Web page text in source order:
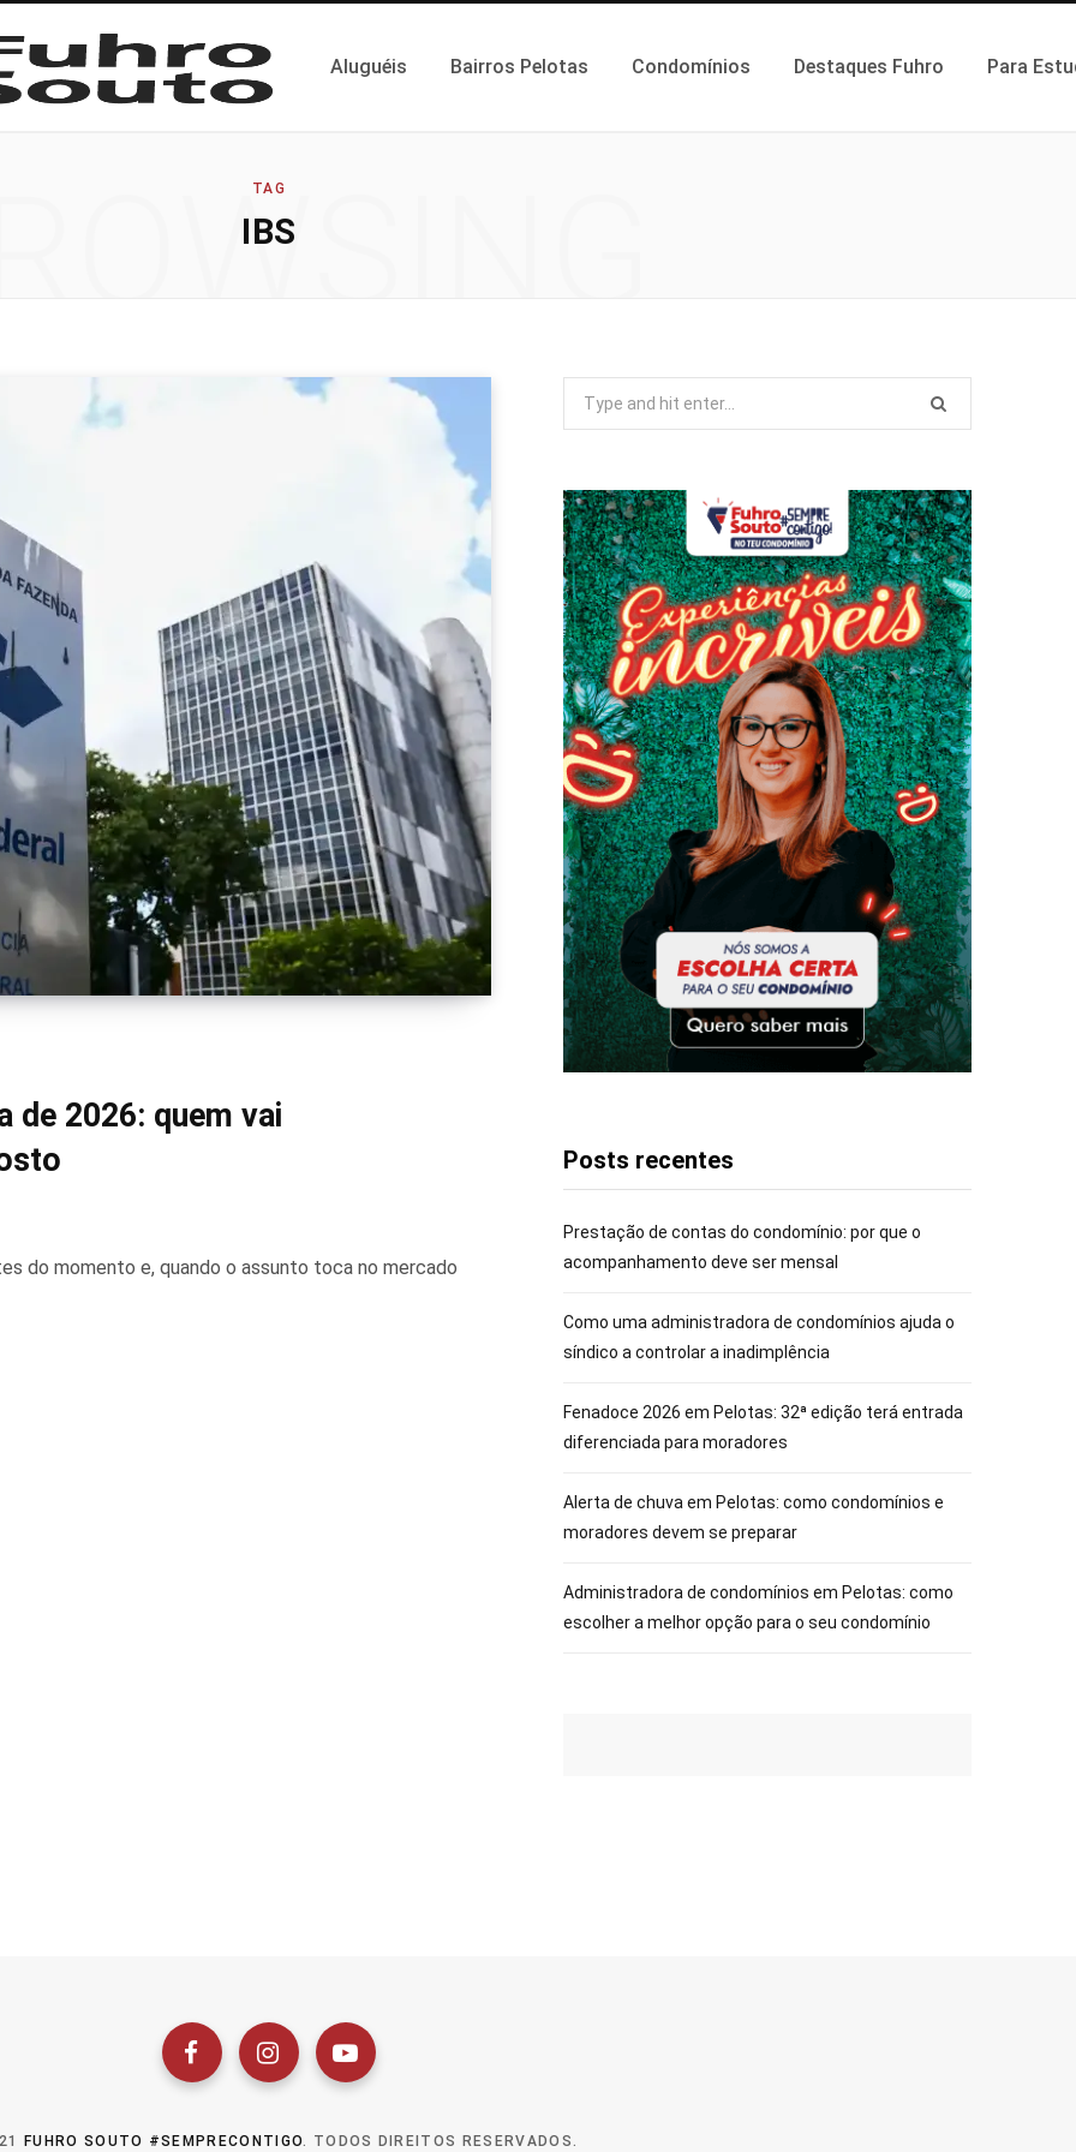
Aluguéis Bairros Pelotas Condomínios Destaques Fuhro Para
TAG
IBS
de 2026: quem vai
do momento e, quando o assunto toca no mercado
Posts recentes
Prestação de contas do condomínio: por que o
acompanhamento deve ser mensal
Como uma administradora de condomínios ajuda o
síndico a controlar a inadimplência
Fenadoce 2026 em Pelotas: 32ª edição terá entrada
diferenciada para moradores
Alerta de chuva em Pelotas: como condomínios e
moradores devem se preparar
Administradora de condomínios em Pelotas: como
escolher a melhor opção para o seu condomínio
FUHRO SOUTO #SEMPRECONTIGO . TODOS DIREITOS RESERVADOS.